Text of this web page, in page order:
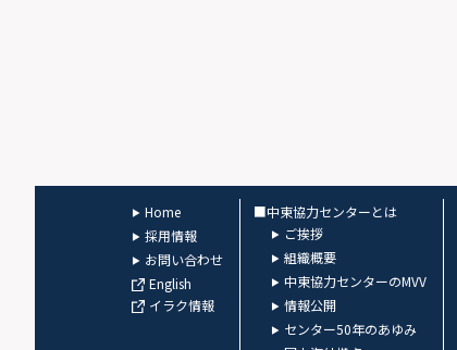
Home
採用情報
お問い合わせ
English
イラク情報
■中東協力センターとは
ご挨拶
組織概要
中東協力センターのMVV
情報公開
センター50年のあゆみ